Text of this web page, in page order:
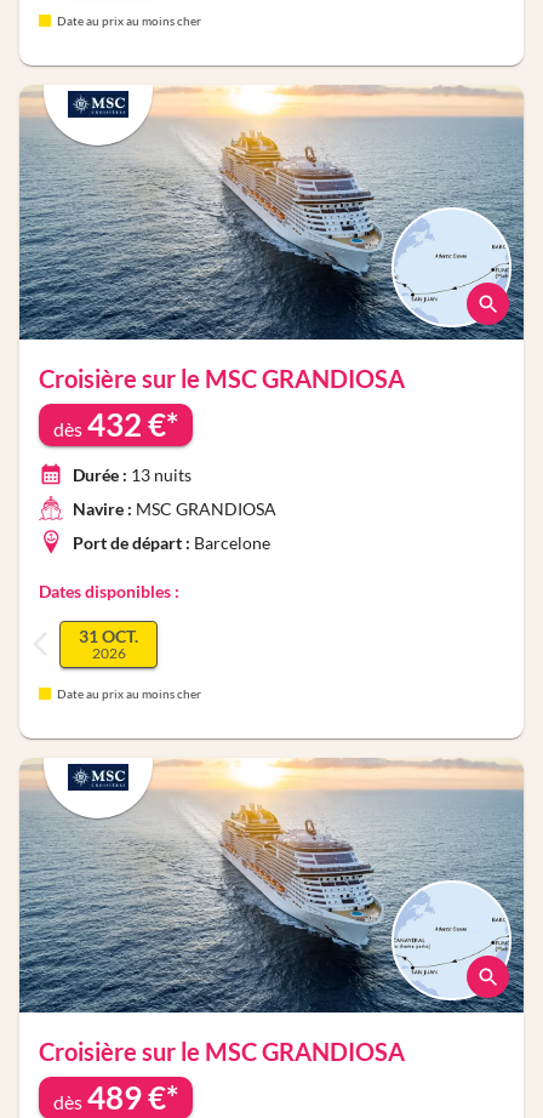
Date au prix au moins cher
Croisière sur le MSC GRANDIOSA
dès 432 €*
Durée : 13 nuits
Navire : MSC GRANDIOSA
Port de départ : Barcelone
Dates disponibles :
31 OCT.
2026
Date au prix au moins cher
Croisière sur le MSC GRANDIOSA
dès 489€*